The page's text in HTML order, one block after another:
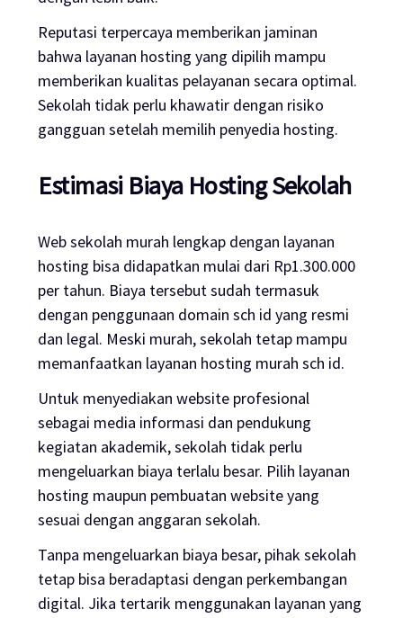
Reputasi terpercaya memberikan jaminan
bahwa layanan hosting yang dipilih mampu
memberikan kualitas pelayanan secara optimal.
Sekolah tidak perlu khawatir dengan risiko
gangguan setelah memilih penyedia hosting.
Estimasi Biaya HostingSekolah
Web sekolah murah lengkap dengan layanan
hosting bisa didapatkan mulai dari Rp1.300.000
per tahun. Biaya tersebut sudah termasuk
dengan penggunaan domain sch id yang resmi
dan legal. Meski murah, sekolah tetap mampu
memanfaatkan layanan hosting murah sch id.
Untuk menyediakanwebsite profesional
sebagai media informasi dan pendukung
kegiatan akademik, sekolah tidak perlu
mengeluarkan biaya terlalu besar. Pilih layanan
hosting maupun pembuatanwebsiteyang
sesuai dengan anggaran sekolah.
Tanpa mengeluarkan biaya besar, pihak sekolah
tetap bisa beradaptasi dengan perkembangan
digital. Jika tertarik menggunakan layanan yang